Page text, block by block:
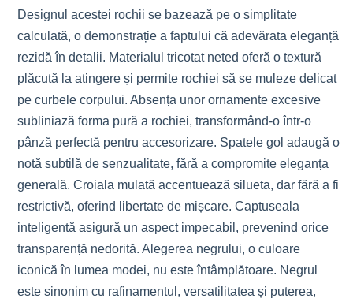
Designul acestei rochii se bazează pe o simplitate
calculată, o demonstrație a faptului că adevărata eleganță
rezidă în detalii. Materialul tricotat neted oferă o textură
plăcută la atingere și permite rochiei să se muleze delicat
pe curbele corpului. Absența unor ornamente excesive
subliniază forma pură a rochiei, transformând-o într-o
pânză perfectă pentru accesorizare. Spatele gol adaugă o
notă subtilă de senzualitate, fără a compromite eleganța
generală. Croiala mulată accentuează silueta, dar fără a fi
restrictivă, oferind libertate de mișcare. Captuseala
inteligentă asigură un aspect impecabil, prevenind orice
transparență nedorită. Alegerea negrului, o culoare
iconică în lumea modei, nu este întâmplătoare. Negrul
este sinonim cu rafinamentul, versatilitatea și puterea,